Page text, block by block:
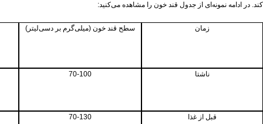
کند. در ادامه نمونه‌ای از جدول قند خون را مشاهده می‌کنید:
زمان سطح قند خون (میلی‌گرم بر دسی‌لیتر)
ناشتا 70-100
قبل از غذا 70-130